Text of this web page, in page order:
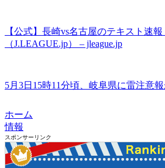
【公式】長崎vs名古屋のテキスト速
（J.LEAGUE.jp） – jleague.jp
5月3日15時11分頃、岐阜県に雷注意
ホーム
情報
スポンサーリンク